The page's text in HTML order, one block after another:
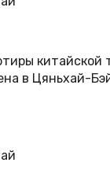
в Цяньхай-